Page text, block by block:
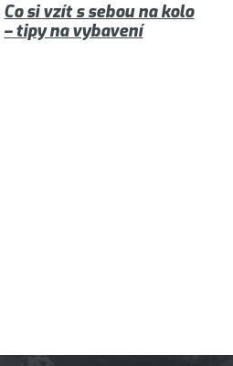
Co si vzít s sebou na kolo
– tipy na vybavení